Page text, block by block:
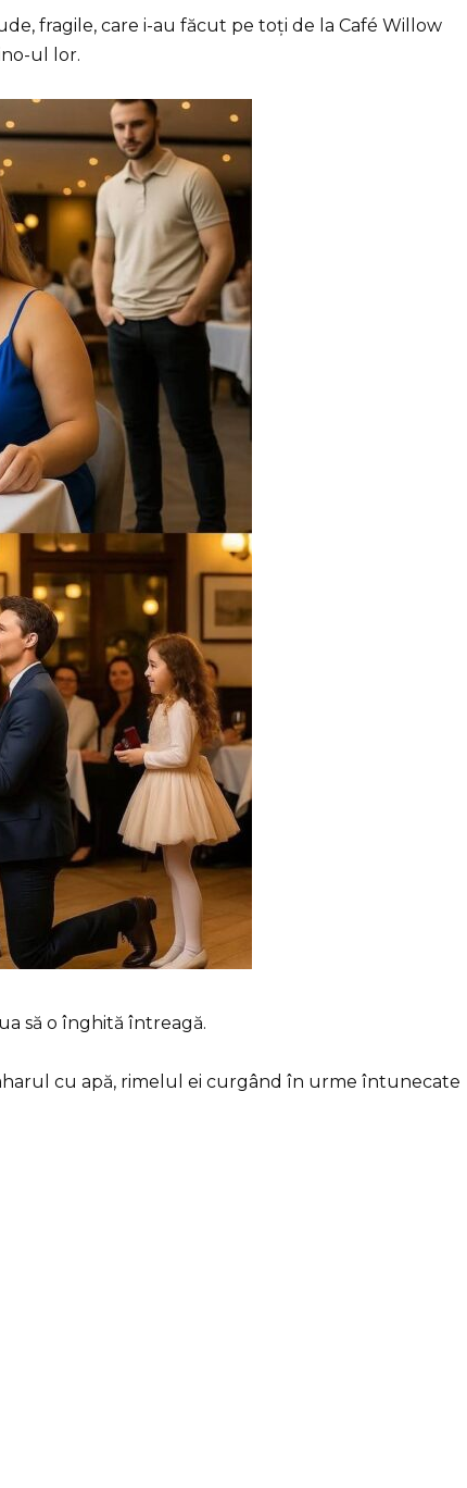
fragile, care i-au făcut pe toți de la Café Willow
ul lor.
să o înghită întreagă.
cu apă, rimelul ei curgând în urme întunecate